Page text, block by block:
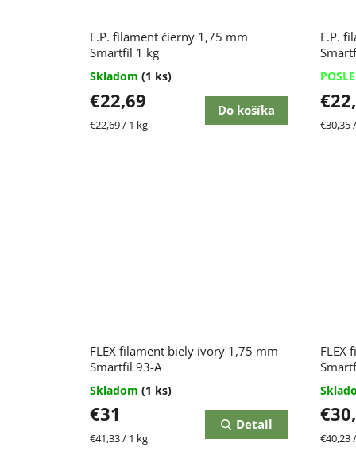
E.P. filament čierny 1,75 mm
Smartfil 1 kg
Skladom (1 ks)
€22,69
Jednotková
€22,69 / 1 kg
Do košíka
E.P.
€30,35
FLEX filament biely ivory 1,75 mm
Smartfil 93-A
Skladom (1 ks)
€31
Jednotková
€41,33 / 1 kg
Detail
FLEX
€40,23